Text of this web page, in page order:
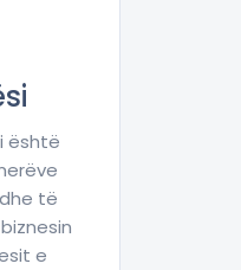
është
të
e